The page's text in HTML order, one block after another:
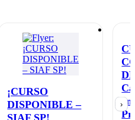
¡CURSO
DISPONIBLE –
SIAF SP!
en
›